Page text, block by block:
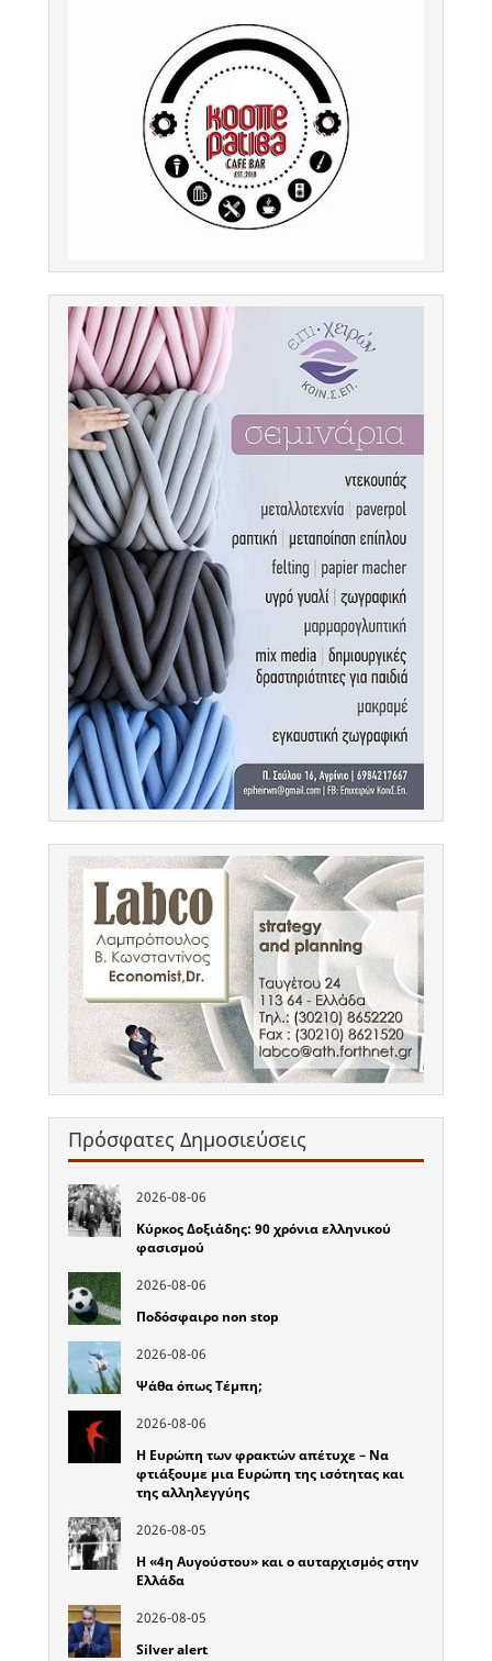
Πρόσφατες Δημοσιεύσεις
2026-08-06
Κύρκος Δοξιάδης: 90 χρόνια ελληνικού
φασισμού
2026-08-06
Ποδόσφαιρο non stop
2026-08-06
Ψάθα όπως Τέμπη;
2026-08-06
Η Ευρώπη των φρακτών απέτυχε – Να
φτιάξουμε μια Ευρώπη της ισότητας και
της αλληλεγγύης
2026-08-05
Η «4η Αυγούστου» και ο αυταρχισμός στην
Ελλάδα
2026-08-05
Silver alert